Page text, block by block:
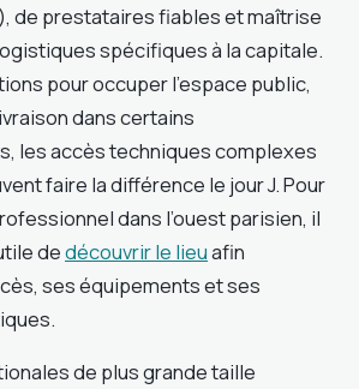
de prestataires fiables et maîtrise
spécifiques à la capitale.
pour occuper l’espace public,
dans certains
les accès techniques complexes
faire la différence le jour J. Pour
dans l’ouest parisien, il
dedécouvrir le lieuafin
ses équipements et ses
de plus grande taille